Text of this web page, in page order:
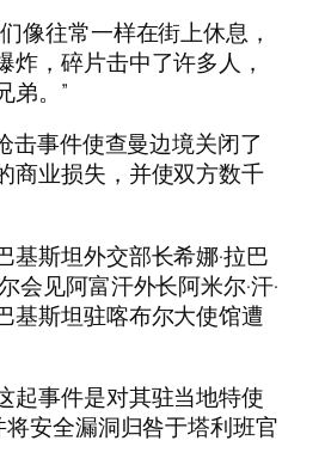
像往常一样在街上休息，
炸，碎片击中了许多人，
弟。”
击事件使查曼边境关闭了
商业损失，并使双方数千
基斯坦外交部长希娜·拉巴
会见阿富汗外长阿米尔·汗·
基斯坦驻喀布尔大使馆遭
起事件是对其驻当地特使
将安全漏洞归咎于塔利班官